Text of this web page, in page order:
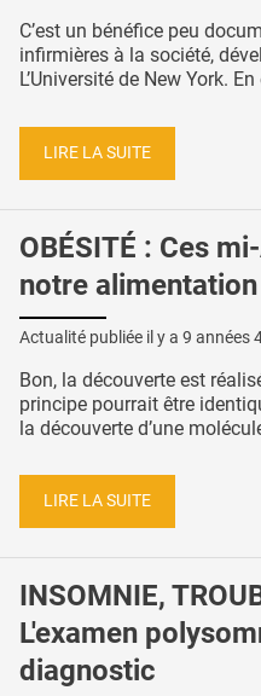
C’est un bénéfice peu
infirmières à la société,
L’Université de New York.
LIRE LA SUITE
OBÉSITÉ : Ces
notre alimentation
Actualité publiée il y a 9 années
Bon, la découverte est
principe pourrait être
la découverte d’une
LIRE LA SUITE
INSOMNIE,
L'examen
diagnostic